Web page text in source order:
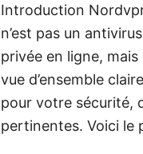
Introduction
n’est pas un
privée en ligne,
vue d’ensemble
pour votre sécurité,
pertinentes. Voici le